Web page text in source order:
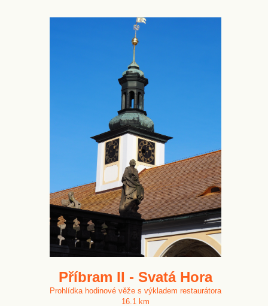
Příbram II - Svatá Hora
Prohlídka hodinové věže s výkladem restaurátora
16.1 km